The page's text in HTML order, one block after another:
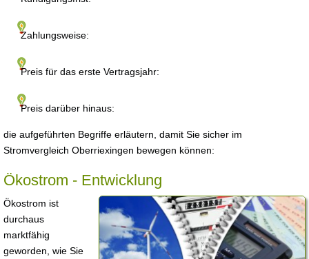
Zahlungsweise:
Preis für das erste Vertragsjahr:
Preis darüber hinaus:
die aufgeführten Begriffe erläutern, damit Sie sicher im
Stromvergleich Oberriexingen bewegen können:
Ökostrom - Entwicklung
Ökostrom ist
durchaus
marktfähig
geworden, wie Sie